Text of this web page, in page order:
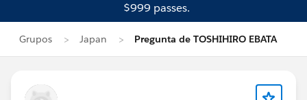
$999 passes.
Grupos Japan Pregunta de TOSHIHIRO EBATA